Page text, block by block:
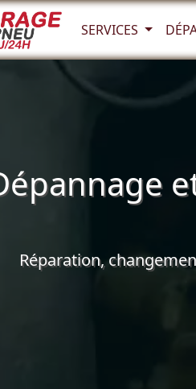
SERVICES
Réparation,